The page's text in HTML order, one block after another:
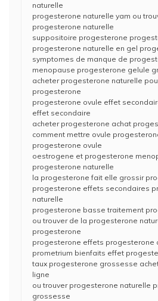
naturelle
progesterone naturelle yam ou
progesterone naturelle
suppositoire progesterone
progesterone naturelle en gel
symptomes de manque de
menopause progesterone gelule
acheter progesterone naturelle
progesterone
progesterone ovule effet
effet secondaire
acheter progesterone achat
comment mettre ovule
progesterone ovule
oestrogene et progesterone
progesterone naturelle
la progesterone fait elle grossir
progesterone effets secondaires
naturelle
progesterone basse traitement
ou trouver de la progesterone
progesterone
progesterone effets progesterone
prometrium bienfaits effet
taux progesterone grossesse
ligne
ou trouver progesterone naturelle
grossesse